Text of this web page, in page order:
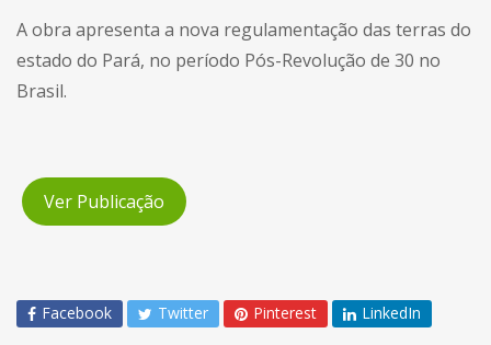
A obra apresenta a nova regulamentação das terras do
estado do Pará, no período Pós-Revolução de 30 no
Brasil.
Ver Publicação
Facebook Twitter Pinterest LinkedIn